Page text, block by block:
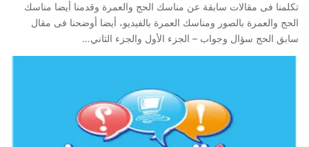
تكلمنا فى مقالات سابقة عن مناسك الحج والعمرة وقدمنا أيضا مناسك
الحج والعمرة بالصور ومناسك العمرة بالفيديو، أيضا أوضحنا فى مقال
سابق الحج سؤال وجواب – الجزء الأول والجزء الثاني…